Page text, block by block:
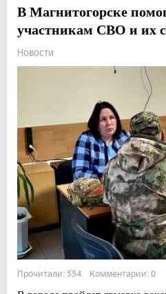
В Магнитогорске
участникам СВО и их
Новости
Прочитали: 554 Комментарии: 0